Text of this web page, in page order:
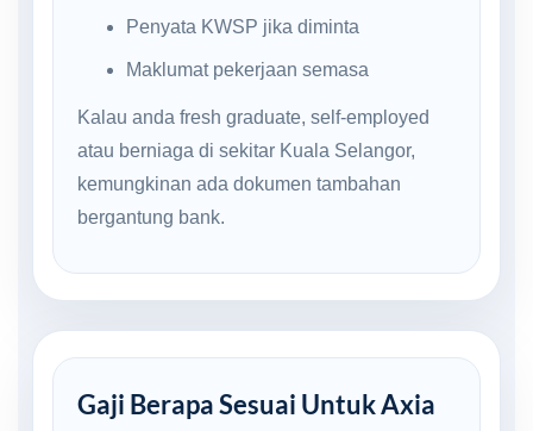
Penyata KWSP jika diminta
Maklumat pekerjaan semasa
Kalau anda fresh graduate, self-employed
atau berniaga di sekitar Kuala Selangor,
kemungkinan ada dokumen tambahan
bergantung bank.
Gaji Berapa Sesuai Untuk Axia